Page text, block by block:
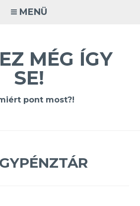
MENÜ
MÉG ÍGY
SE!
pont most?!